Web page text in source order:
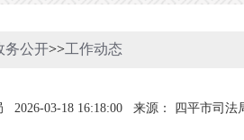
务公开>>工作动态
2026-03-18 16:18:00 来源： 四平市司法